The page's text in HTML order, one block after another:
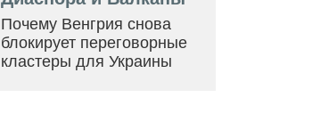
Почему Венгрия снова
блокирует переговорные
кластеры для Украины